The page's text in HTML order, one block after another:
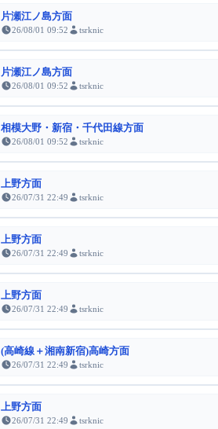
片瀬江ノ島方面
26/08/01 09:52 tsrknic
片瀬江ノ島方面
26/08/01 09:52 tsrknic
相模大野・新宿・千代田線方面
26/08/01 09:52 tsrknic
上野方面
26/07/31 22:49 tsrknic
上野方面
26/07/31 22:49 tsrknic
上野方面
26/07/31 22:49 tsrknic
(高崎線＋湘南新宿)高崎方面
26/07/31 22:49 tsrknic
上野方面
26/07/31 22:49 tsrknic